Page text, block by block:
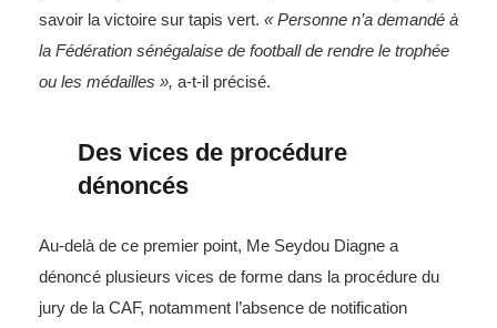
savoir la victoire sur tapis vert. « Personne n’a demandé à
la Fédération sénégalaise de football de rendre le trophée
ou les médailles », a-t-il précisé.
Des vices de procédure
dénoncés
Au-delà de ce premier point, Me Seydou Diagne a
dénoncé plusieurs vices de forme dans la procédure du
jury de la CAF, notamment l’absence de notification